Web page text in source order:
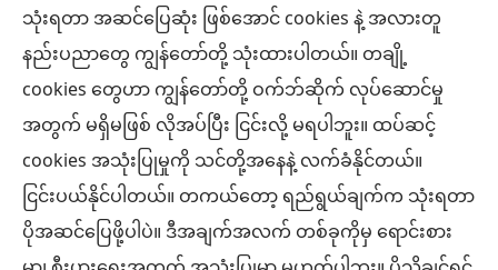
သုံးရတာ အဆင်ပြေဆုံး ဖြစ်အောင် cookies နဲ့ အလားတူ
နည်းပညာတွေ ကျွန်တော်တို့ သုံးထားပါတယ်။ တချို့
cookies တွေဟာ ကျွန်တော်တို့ ဝက်ဘ်ဆိုက် လုပ်ဆောင်မှု
အတွက် မရှိမဖြစ် လိုအပ်ပြီး ငြင်းလို့ မရပါဘူး။ ထပ်ဆင့်
cookies အသုံးပြုမှုကို သင်တို့အနေနဲ့ လက်ခံနိုင်တယ်။
ငြင်းပယ်နိုင်ပါတယ်။ တကယ်တော့ ရည်ရွယ်ချက်က သုံးရတာ
ပိုအဆင်ပြေဖို့ပါပဲ။ ဒီအချက်အလက် တစ်ခုကိုမှ ရောင်းစား
အလှူငွေ
(window
အသစ်
ဖွ
င့်
နေ
ပါ
တယ်)
ကင်းမျှော်စင် အွန်လိုင်းစာကြည့်တိုက်™
(window
အသစ်
ဖွ
င့်
နေ
ပါ
JW Hub®
(window
အသစ်
ဖွ
င့်
JW Library®
ကင်းမျှော်စင် စာကြည့်တိုက်